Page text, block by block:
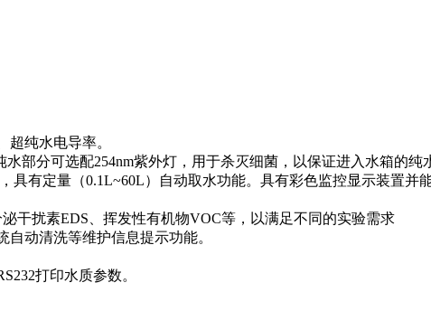
纯水电导率。
部分可选配254nm紫外灯，用于杀灭细菌，以保证进入水箱的纯
具有定量（0.1L~60L）自动取水功能。具有彩色监控显示装置
干扰素EDS、挥发性有机物VOC等，以满足不同的实验需求
动清洗等维护信息提示功能。
打印水质参数。